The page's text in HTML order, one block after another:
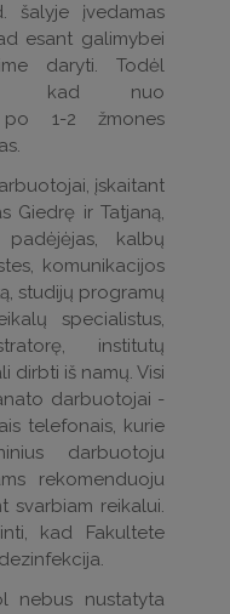
įvedamas
esant galimybei
daryti. Todėl
kad nuo
1-2 žmones
įskaitant
Giedrę ir Tatjaną,
kalbų
komunikacijos
studijų programų
specialistus,
institutų
dirbti iš namų. Visi
darbuotojai -
telefonais, kurie
darbuotoju
rekomenduoju
svarbiam reikalui.
kad Fakultete
nebus nustatyta